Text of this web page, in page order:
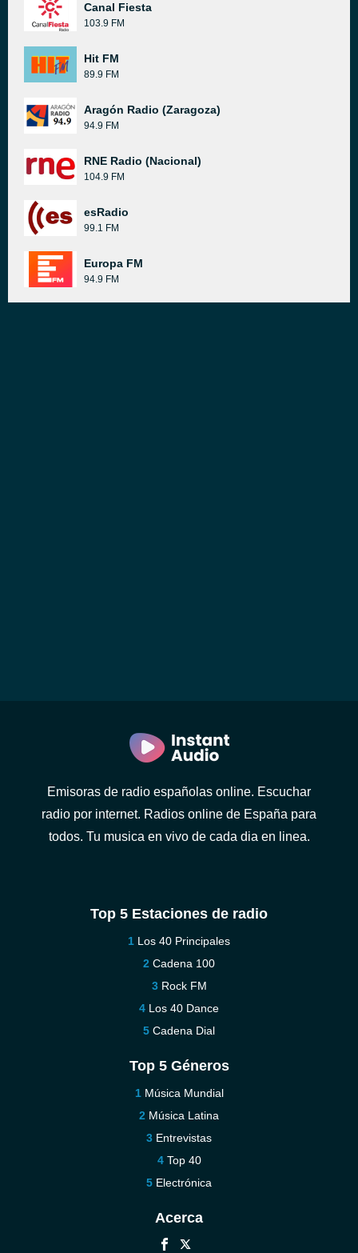
Canal Fiesta
103.9 FM
Hit FM
89.9 FM
Aragón Radio (Zaragoza)
94.9 FM
RNE Radio (Nacional)
104.9 FM
esRadio
99.1 FM
Europa FM
94.9 FM
Emisoras de radio españolas online. Escuchar
radio por internet. Radios online de España para
todos. Tu musica en vivo de cada dia en linea.
Top 5 Estaciones de radio
Los 40 Principales
Cadena 100
Rock FM
Los 40 Dance
Cadena Dial
Top 5 Géneros
Música Mundial
Música Latina
Entrevistas
Top 40
Electrónica
Acerca